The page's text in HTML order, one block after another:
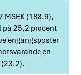
MSEK (188,9),
på 25,2 procent
engångsposter
en